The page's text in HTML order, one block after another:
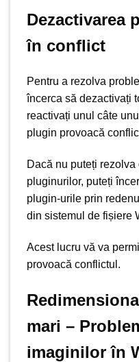
Dezactivarea
în conflict
Pentru a rezolva
încerca să dezactivați
reactivați unul câte
plugin provoacă
Dacă nu puteți
pluginurilor, puteți
plugin-urile prin
din sistemul de fișiere
Acest lucru vă va
provoacă conflictul.
mari –
imaginilor în